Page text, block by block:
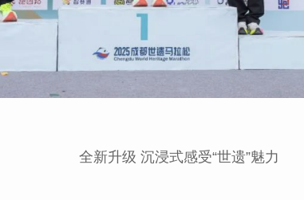
全新升级 沉浸式感受“世遗”魅力